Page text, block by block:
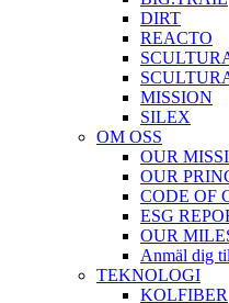
DIRT
REACTO
MISSION
SILEX
OM OSS
OUR
OUR
CODE OF
ESG
OUR
Anmäl dig
TEKNOLOGI
KOLFIBER